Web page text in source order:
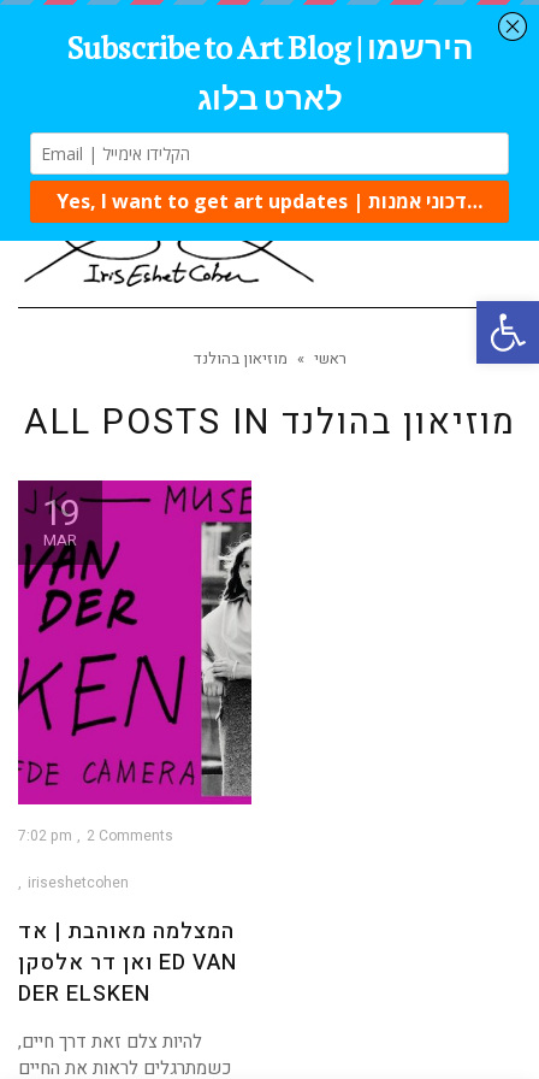
ראשי » מוזיאון בהולנד
ALL POSTS IN מוזיאון בהולנד
19
MAR
7:02 pm 2 Comments
iriseshetcohen
המצלמה מאוהבת | אד
ואן דר אלסקן ED VAN
DER ELSKEN
להיות צלם זאת דרך חיים,
כשמתרגלים לראות את החיים